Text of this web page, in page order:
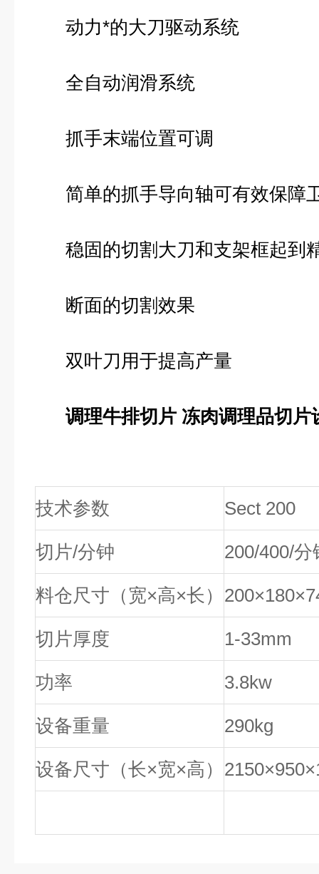
动力*的大刀驱动系统
全自动润滑系统
抓手末端位置可调
简单的抓手导向轴可有效保障
稳固的切割大刀和支架框起到
断面的切割效果
双叶刀用于提高产量
调理牛排切片 冻肉调理品切片
技术参数 Sect 200
切片/分钟 200/400/分
料仓尺寸（宽×高×长） 200×180×
切片厚度 1-33mm
功率 3.8kw
设备重量 290kg
设备尺寸（长×宽×高） 2150×950×